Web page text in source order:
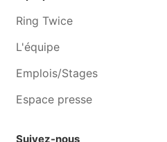
Réparation smartphone
Péruwelz
Ring Twice
L'équipe
Emplois/Stages
Espace presse
Suivez-nous